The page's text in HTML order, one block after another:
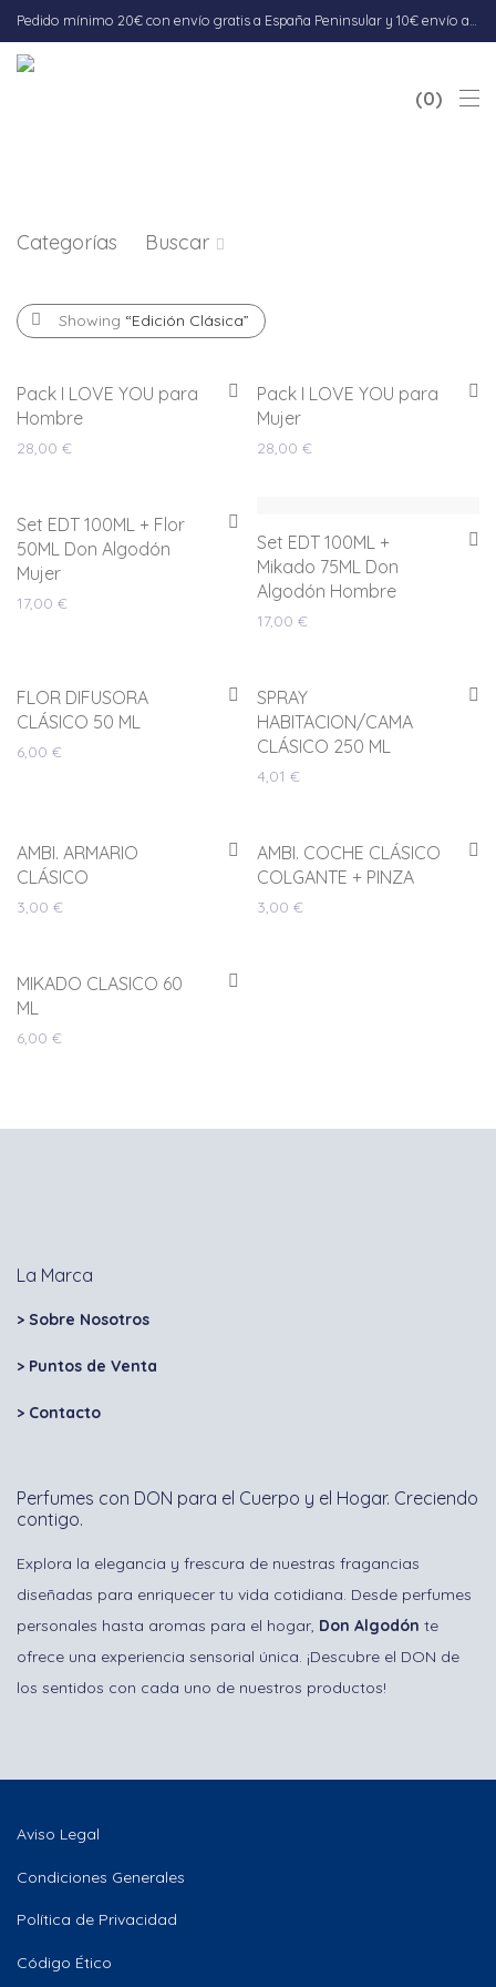
0
Categorías Buscar
Showing “Edición Clásica”
Pack I LOVE YOU para
Hombre
28,00 €
Pack I LOVE YOU para
Mujer
28,00 €
Set EDT 100ML + Flor
50ML Don Algodón
Mujer
17,00 €
Set EDT 100ML +
Mikado 75ML Don
Algodón Hombre
17,00 €
FLOR DIFUSORA
CLÁSICO 50 ML
6,00 €
SPRAY
HABITACION/CAMA
CLÁSICO 250 ML
4,01 €
AMBI. ARMARIO
CLÁSICO
3,00 €
AMBI. COCHE CLÁSICO
COLGANTE + PINZA
3,00 €
MIKADO CLASICO 60
ML
6,00 €
La Marca
> Sobre Nosotros
> Puntos de Venta
> Contacto
Perfumes con DON para el Cuerpo y el Hogar. Creciendo
contigo.
Explora la elegancia y frescura de nuestras fragancias
diseñadas para enriquecer tu vida cotidiana. Desde perfumes
personales hasta aromas para el hogar, Don Algodón te
ofrece una experiencia sensorial única. ¡Descubre el DON de
los sentidos con cada uno de nuestros productos!
Aviso Legal
Condiciones Generales
Política de Privacidad
Código Ético